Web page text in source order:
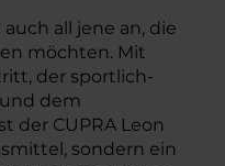
all jene an, die
möchten. Mit
der sportlich-
dem
der CUPRA Leon
sondern ein